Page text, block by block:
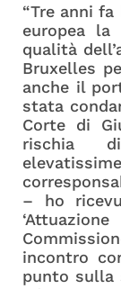
“Tre anni
europea
qualità
Bruxelles
anche il
stata
Corte di
rischia
– ho
incontro
punto sulla